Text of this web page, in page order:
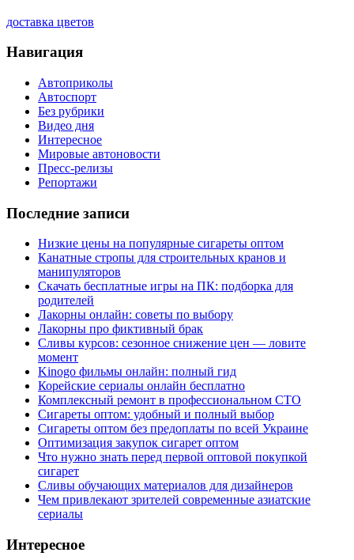
доставка цветов
Навигация
Автоприколы
Автоспорт
Без рубрики
Видео дня
Интересное
Мировые автоновости
Пресс-релизы
Репортажи
Последние записи
Низкие цены на популярные сигареты оптом
Канатные стропы для строительных кранов и
манипуляторов
Скачать бесплатные игры на ПК: подборка для
родителей
Лакорны онлайн: советы по выбору
Лакорны про фиктивный брак
Сливы курсов: сезонное снижение цен — ловите
момент
Kinogo фильмы онлайн: полный гид
Корейские сериалы онлайн бесплатно
Комплексный ремонт в профессиональном СТО
Сигареты оптом: удобный и полный выбор
Сигареты оптом без предоплаты по всей Украине
Оптимизация закупок сигарет оптом
Что нужно знать перед первой оптовой покупкой
сигарет
Сливы обучающих материалов для дизайнеров
Чем привлекают зрителей современные азиатские
сериалы
Интересное